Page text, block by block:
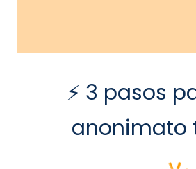
⚡ 3 pasos
anonimato